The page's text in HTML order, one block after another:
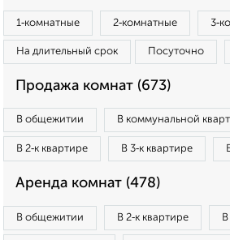
1‑комнатные 2‑комнатные
На длительный срок Посуточно
Продажа комнат (673)
В общежитии В коммунальной
В 2‑к квартире В 3‑к квартире
Аренда комнат (478)
В общежитии В 2‑к квартире